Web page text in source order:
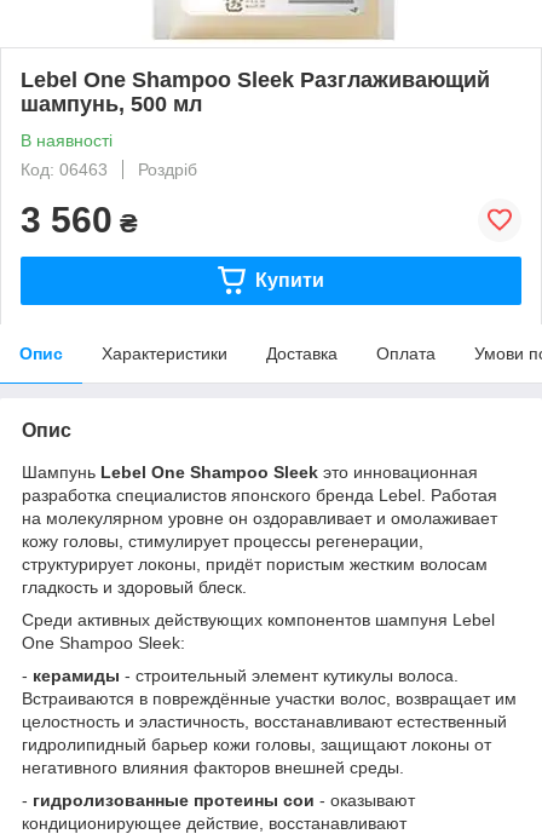
Lebel One Shampoo Sleek Разглаживающий
шампунь, 500 мл
В наявності
Код: 06463
Роздріб
3 560 ₴
Купити
Опис Характеристики Доставка Оплата Умови
Опис
Шампунь Lebel One Shampoo Sleek это инновационная
разработка специалистов японского бренда Lebel. Работая
на молекулярном уровне он оздоравливает и омолаживает
кожу головы, стимулирует процессы регенерации,
структурирует локоны, придёт пористым жестким волосам
гладкость и здоровый блеск.
Среди активных действующих компонентов шампуня Lebel
One Shampoo Sleek:
- керамиды - строительный элемент кутикулы волоса.
Встраиваются в повреждённые участки волос, возвращает им
целостность и эластичность, восстанавливают естественный
гидролипидный барьер кожи головы, защищают локоны от
негативного влияния факторов внешней среды.
- гидролизованные протеины сои - оказывают
кондиционирующее действие, восстанавливают